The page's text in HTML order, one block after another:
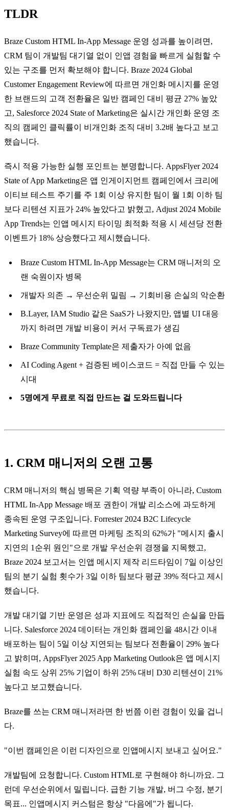
TLDR
Braze Custom HTML In-App Message 운영 성과를 높이려면,
CRM 팀이 개발팀 대기열 없이 인앱 경험을 빠르게 실험할 수
있는 구조를 먼저 확보해야 합니다. Braze 2024 Global
Customer Engagement Review에 따르면 개인화 메시지를 운영
한 브랜드의 고객 전환율은 일반 캠페인 대비 평균 27% 높았
고, Salesforce 2024 State of Marketing은 실시간 개인화 운영 조
직의 캠페인 클릭률이 비개인화 조직 대비 3.2배 높다고 보고
했습니다.
즉시 적용 가능한 실행 포인트는 분명합니다. AppsFlyer 2024
State of App Marketing은 앱 인게이지먼트 캠페인에서 크리에
이티브 테스트 주기를 주 1회 이상 유지한 팀이 월 1회 이하 팀
보다 리텐션 지표가 24% 높았다고 밝혔고, Adjust 2024 Mobile
App Trends는 인앱 메시지 타이밍 최적화 적용 시 세션당 전환
이벤트가 18% 상승했다고 제시했습니다.
Braze Custom HTML In-App Message는 CRM 매니저의 오
랜 숙원이자 병목
개발자 의존 → 우선순위 밀림 → 기회비용 손실의 악순환
B.Layer, IAM Studio 같은 SaaS가 나왔지만, 앱별 UI 대응
까지 하려면 개발 비용이 커서 구독료가 생김
Braze Community Template은 제출자가 아예 없음
AI Coding Agent + 검증된 베이스코드 = 직접 만들 수 있는
시대
5명에게 무료로 직접 만드는 걸 도와드립니다
1. CRM 매니저의 오랜 고통
CRM 매니저의 핵심 병목은 기획 역량 부족이 아니라, Custom
HTML In-App Message 배포 권한이 개발 리소스에 과도하게
종속된 운영 구조입니다. Forrester 2024 B2C Lifecycle
Marketing Survey에 따르면 마케팅 조직의 62%가 "메시지 출시
지연의 1순위 원인"으로 개발 우선순위 경쟁을 지목했고,
Braze 2024 보고서는 인앱 메시지 제작 리드타임이 7일 이상인
팀의 분기 실험 횟수가 3일 이하 팀보다 평균 39% 적다고 제시
했습니다.
개발 대기열 기반 운영은 성과 지표에도 직접적인 손실을 만듭
니다. Salesforce 2024 데이터는 개인화 캠페인을 48시간 이내
배포하는 팀이 5일 이상 지연되는 팀보다 전환율이 29% 높다
고 밝히며, AppsFlyer 2025 App Marketing Outlook은 앱 메시지
실험 속도 상위 25% 기업이 하위 25% 대비 D30 리텐션이 21%
높다고 보고했습니다.
Braze를 쓰는 CRM 매니저라면 한 번쯤 이런 경험이 있을 겁니
다.
"이번 캠페인은 이런 디자인으로 인앱메시지 보내고 싶어요."
개발팀에 요청합니다. Custom HTML로 구현해야 하니까요. 그
런데 우선순위에서 밀립니다. 급한 기능 개발, 버그 수정, 분기
목표... 인앱메시지 커스텀은 항상 "다음에"가 됩니다.